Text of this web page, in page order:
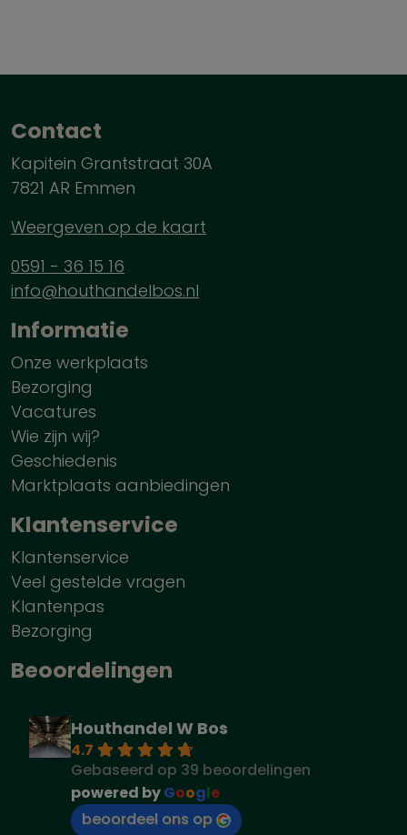
Contact
Kapitein Grantstraat 30A
7821 AR Emmen
Weergeven op de kaart
0591 - 36 15 16
info@houthandelbos.nl
Informatie
Onze werkplaats
Bezorging
Vacatures
Wie zijn wij?
Geschiedenis
Marktplaats aanbiedingen
Klantenservice
Klantenservice
Veel gestelde vragen
Klantenpas
Bezorging
Beoordelingen
Houthandel W Bos
4.7
Gebaseerd op 39 beoordelingen
powered byGoogle
beoordeel ons op